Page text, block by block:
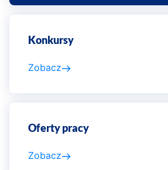
Konkursy
Zobacz
Oferty pracy
Zobacz